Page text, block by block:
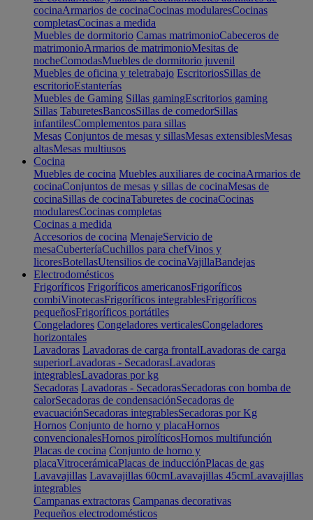
cocinaArmarios de cocinaCocinas modularesCocinas
completasCocinas a medida
Muebles de dormitorio Camas matrimonioCabeceros de
matrimonioArmarios de matrimonioMesitas de
nocheComodasMuebles de dormitorio juvenil
Muebles de oficina y teletrabajo EscritoriosSillas de
escritorioEstanterías
Muebles de Gaming Sillas gamingEscritorios gaming
Sillas TaburetesBancosSillas de comedorSillas
infantilesComplementos para sillas
Mesas Conjuntos de mesas y sillasMesas extensiblesMesas
altasMesas multiusos
Cocina
Muebles de cocina Muebles auxiliares de cocinaArmarios de
cocinaConjuntos de mesas y sillas de cocinaMesas de
cocinaSillas de cocinaTaburetes de cocinaCocinas
modularesCocinas completas
Cocinas a medida
Accesorios de cocina MenajeServicio de
mesaCuberteríaCuchillos para chefVinos y
licoresBotellasUtensilios de cocinaVajillaBandejas
Electrodomésticos
Frigoríficos Frigoríficos americanosFrigoríficos
combiVinotecasFrigoríficos integrablesFrigoríficos
pequeñosFrigoríficos portátiles
Congeladores Congeladores verticalesCongeladores
horizontales
Lavadoras Lavadoras de carga frontalLavadoras de carga
superiorLavadoras - SecadorasLavadoras
integrablesLavadoras por kg
Secadoras Lavadoras - SecadorasSecadoras con bomba de
calorSecadoras de condensaciónSecadoras de
evacuaciónSecadoras integrablesSecadoras por Kg
Hornos Conjunto de horno y placaHornos
convencionalesHornos pirolíticosHornos multifunción
Placas de cocina Conjunto de horno y
placaVitrocerámicaPlacas de inducciónPlacas de gas
Lavavajillas Lavavajillas 60cmLavavajillas 45cmLavavajillas
integrables
Campanas extractoras Campanas decorativas
Pequeños electrodomésticos